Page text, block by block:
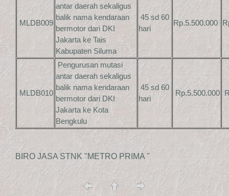
MLDB009
antar daerah sekaligus
balik nama kendaraan
bermotor dari DKI
Jakarta ke Tais
Kabupaten Siluma
45 sd 60
hari
Rp.5.500.000
MLDB010
Pengurusan mutasi
antar daerah sekaligus
balik nama kendaraan
bermotor dari DKI
Jakarta ke Kota
Bengkulu
45 sd 60
hari
Rp.5.500.000
BIRO JASA STNK "METRO PRIMA "